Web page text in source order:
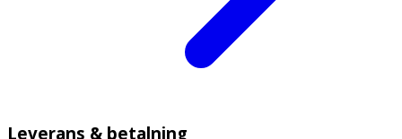
Leverans & betalning